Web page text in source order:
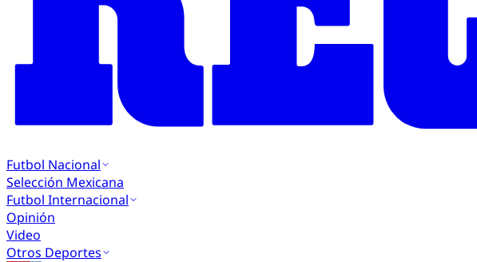
Futbol Nacional
Selección Mexicana
Futbol Internacional
Opinión
Video
Otros Deportes